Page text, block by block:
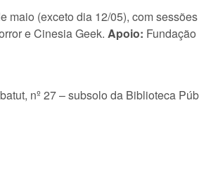
maio (exceto dia 12/05), com
e Cinesia Geek. Apoio:
nº 27 – subsolo da Biblioteca